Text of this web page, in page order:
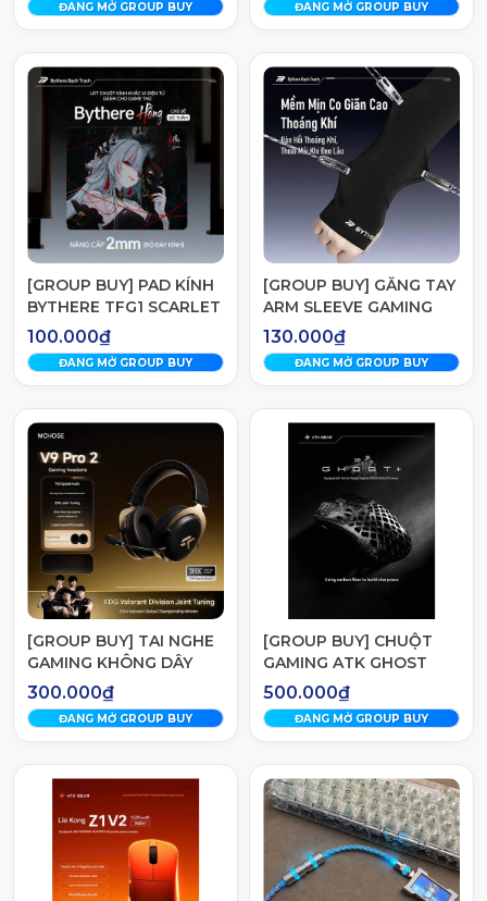
ĐANG MỞ GROUP BUY ĐANG MỞ GROUP BUY
[GROUP BUY] PAD KÍNH
BYTHERE TFG1 SCARLET
100.000₫
ĐANG MỞ GROUP BUY
[GROUP BUY] GĂNG TAY
ARM SLEEVE GAMING
BYTHERE V2
130.000₫
ĐANG MỞ GROUP BUY
[GROUP BUY] TAI NGHE
GAMING KHÔNG DÂY
MCHOSE V9 PRO V2
300.000₫
ĐANG MỞ GROUP BUY
[GROUP BUY] CHUỘT
GAMING ATK GHOST
PLUS SERIES
500.000₫
ĐANG MỞ GROUP BUY